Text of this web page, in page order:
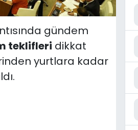
gündem
teklifleri dikkat
yurtlara kadar